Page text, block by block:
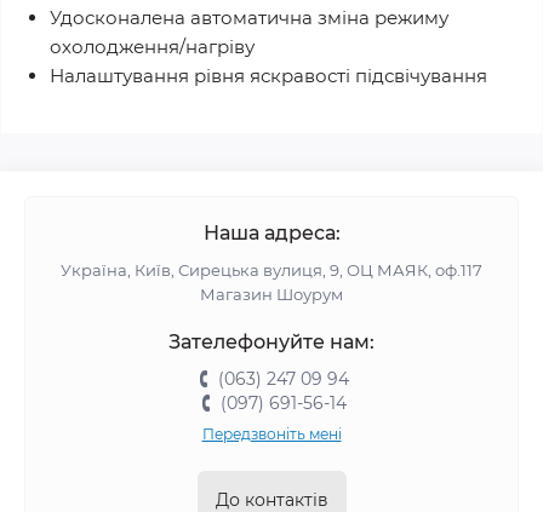
Удосконалена автоматична зміна режиму
охолодження/нагріву
Налаштування рівня яскравості підсвічування
Наша адреса:
Україна, Київ, Сирецька вулиця, 9, ОЦ МАЯК, оф.117
Магазин Шоурум
Зателефонуйте нам:
(063) 247 09 94
(097) 691-56-14
Передзвоніть мені
До контактів